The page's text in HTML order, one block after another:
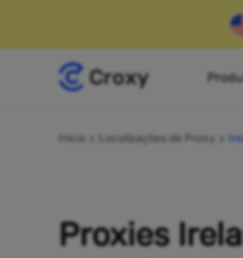
Início Localizações de Proxy
Proxies